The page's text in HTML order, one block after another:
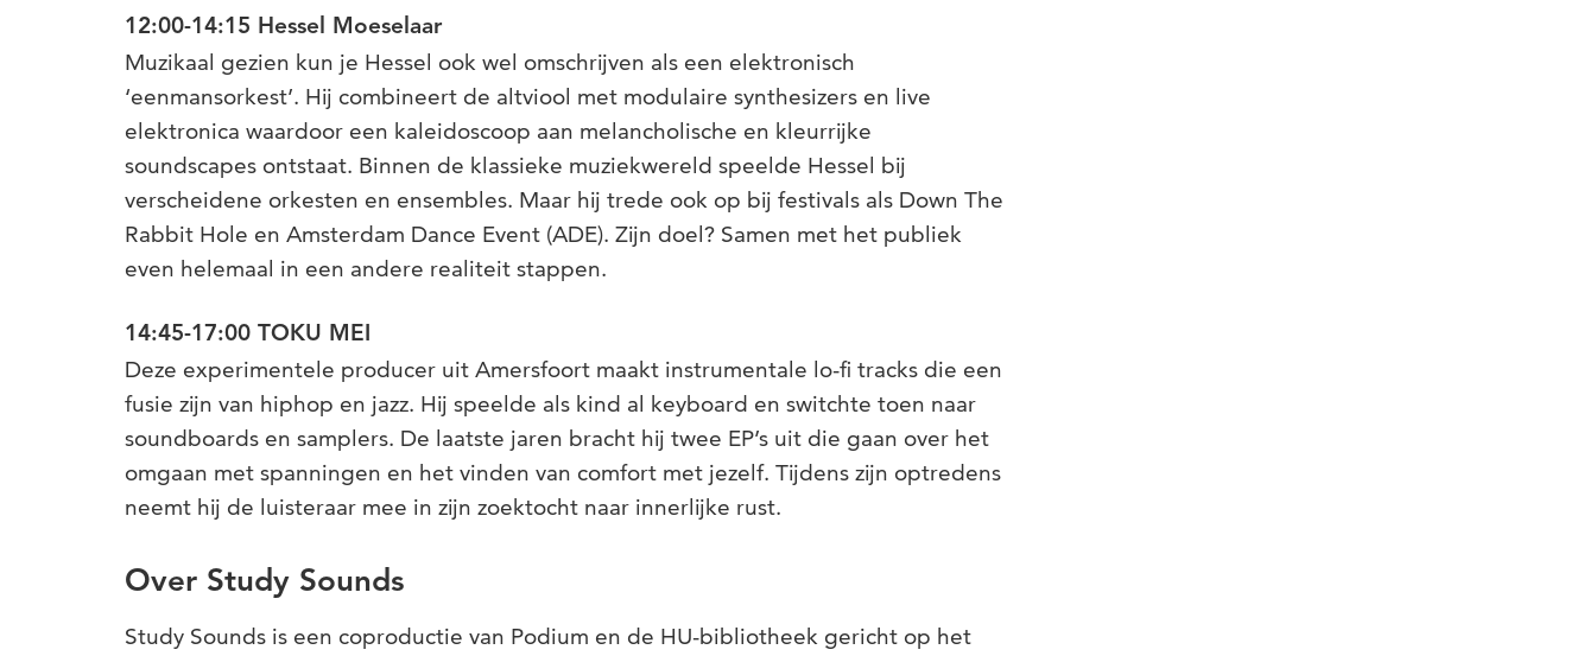
12:00-14:15 Hessel Moeselaar
Muzikaal gezien kun je Hessel ook wel omschrijven als een elektronisch
‘eenmansorkest’. Hij combineert de altviool met modulaire synthesizers en live
elektronica waardoor een kaleidoscoop aan melancholische en kleurrijke
soundscapes ontstaat. Binnen de klassieke muziekwereld speelde Hessel bij
verscheidene orkesten en ensembles. Maar hij trede ook op bij festivals als Down The
Rabbit Hole en Amsterdam Dance Event (ADE). Zijn doel? Samen met het publiek
even helemaal in een andere realiteit stappen.
14:45-17:00 TOKU MEI
Deze experimentele producer uit Amersfoort maakt instrumentale lo-fi tracks die een
fusie zijn van hiphop en jazz. Hij speelde als kind al keyboard en switchte toen naar
soundboards en samplers. De laatste jaren bracht hij twee EP’s uit die gaan over het
omgaan met spanningen en het vinden van comfort met jezelf. Tijdens zijn optredens
neemt hij de luisteraar mee in zijn zoektocht naar innerlijke rust.
Over Study Sounds
Study Sounds is een coproductie van Podium en de HU-bibliotheek gericht op het